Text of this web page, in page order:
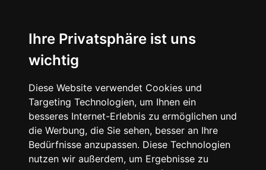
Ihre Privatsphäre ist uns
wichtig
Diese Website verwendet Cookies und
Targeting Technologien, um Ihnen ein
besseres Internet-Erlebnis zu ermöglichen und
die Werbung, die Sie sehen, besser an Ihre
Bedürfnisse anzupassen. Diese Technologien
nutzen wir außerdem, um Ergebnisse zu